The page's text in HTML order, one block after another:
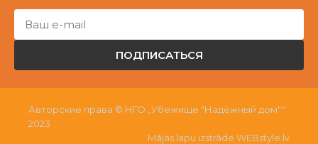
ПОДПИСАТЬСЯ
Авторские права © НГО „Убежище "Надёжный дом""
2023
Mājas lapu izstrāde WEBstyle.lv